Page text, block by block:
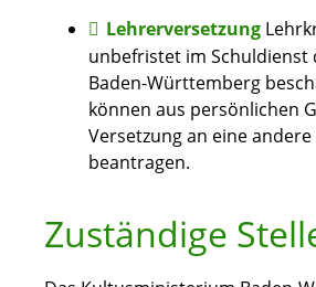
Lehrerversetzung
unbefristet im Schuldienst
Baden-Württemberg
können aus persönlichen
Versetzung an eine andere
beantragen.
Zuständige